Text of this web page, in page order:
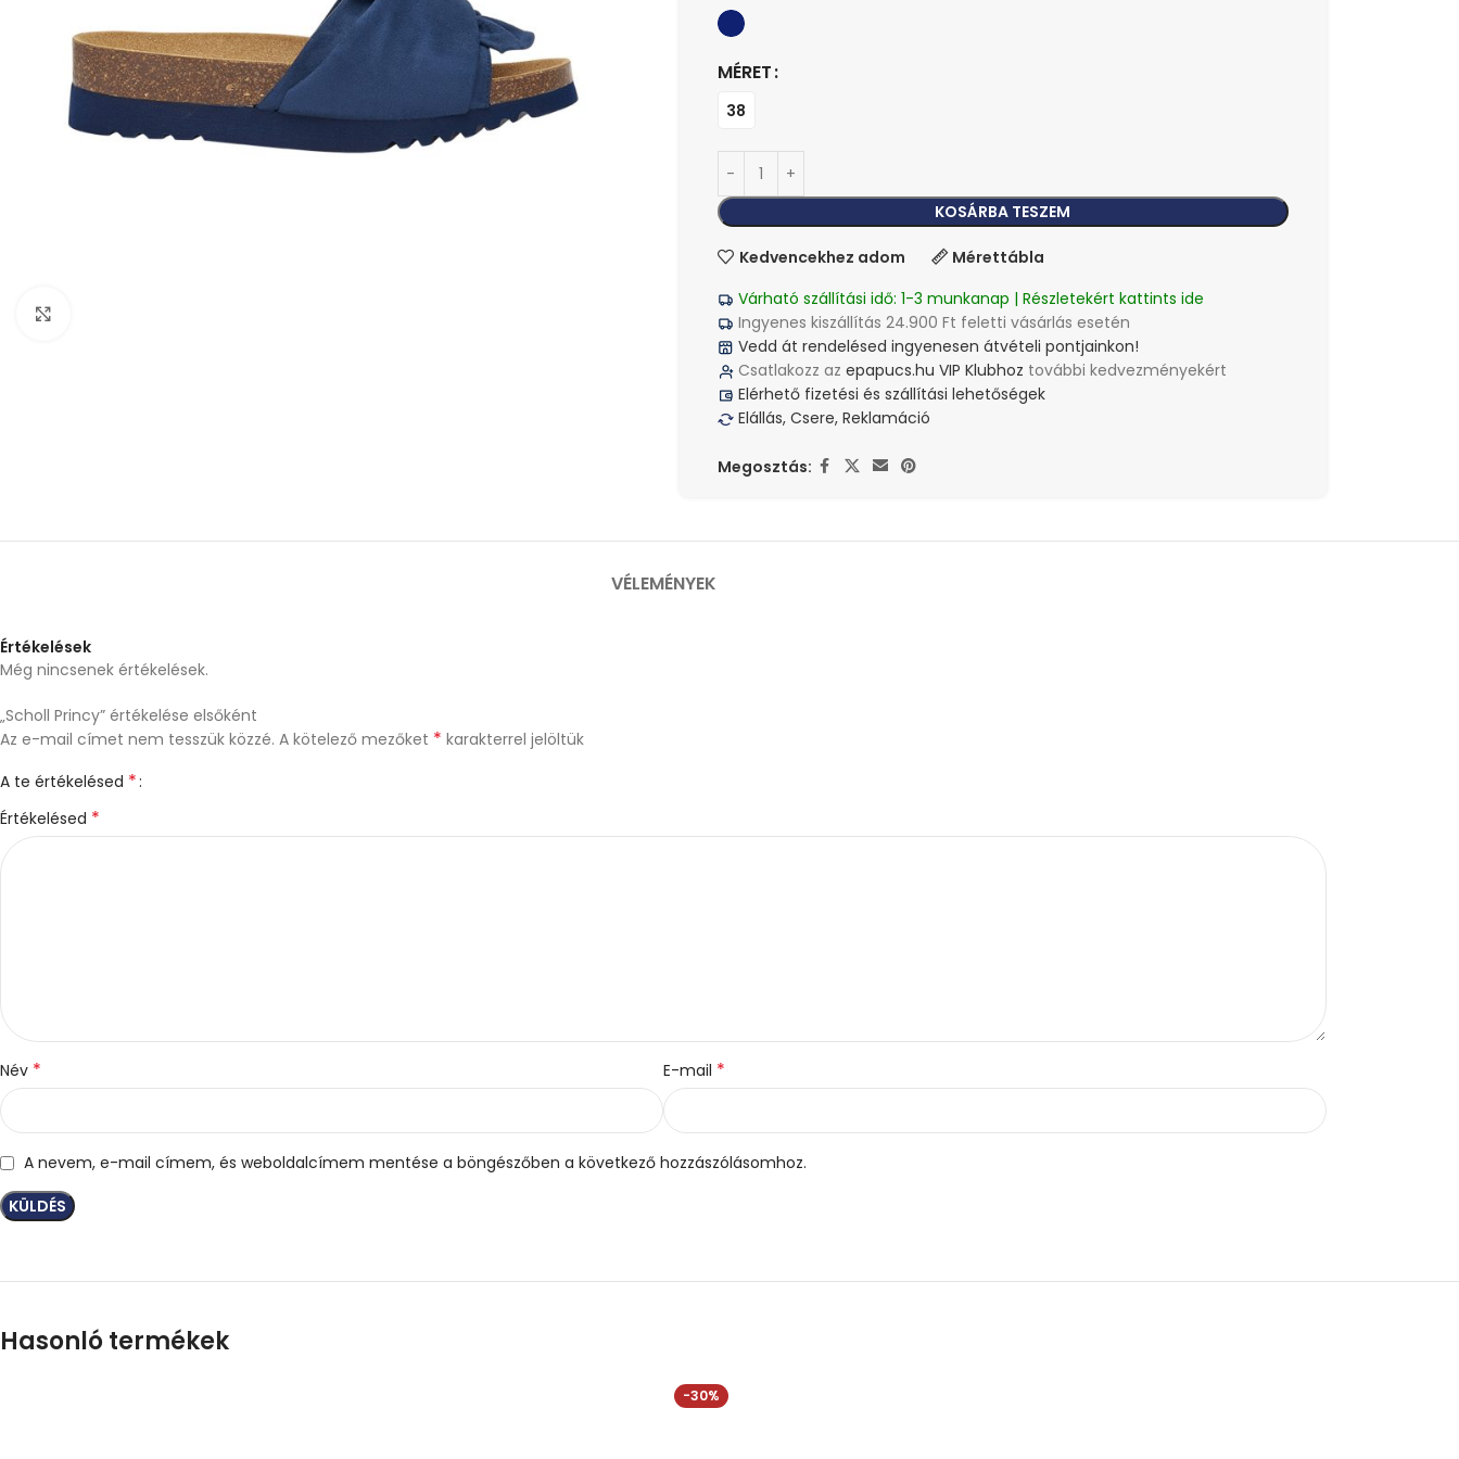
MÉRET
38
KOSÁRBA TESZEM
Kedvencekhez adom
Mérettábla
Várható szállítási idő: 1-3 munkanap | Részletekért kattints ide
Ingyenes kiszállítás 24.900 Ft feletti vásárlás esetén
Vedd át rendelésed ingyenesen átvételi pontjainkon!
Csatlakozz az epapucs.hu VIP Klubhoz további kedvezményekért
Elérhető fizetési és szállítási lehetőségek
Elállás, Csere, Reklamáció
Megosztás:
VÉLEMÉNYEK
Értékelések
Még nincsenek értékelések.
„Scholl Princy” értékelése elsőként
Az e-mail címet nem tesszük közzé. A kötelező mezőket * karakterrel jelöltük
A te értékelésed *
Értékelésed *
Név * E-mail *
A nevem, e-mail címem, és weboldalcímem mentése a böngészőben a következő hozzászólásomhoz.
Hasonló termékek
-30%